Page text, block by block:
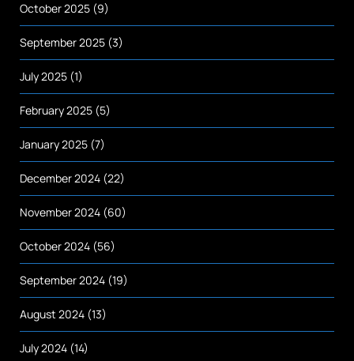
October 2025 (9)
September 2025 (3)
July 2025 (1)
February 2025 (5)
January 2025 (7)
December 2024 (22)
November 2024 (60)
October 2024 (56)
September 2024 (19)
August 2024 (13)
July 2024 (14)